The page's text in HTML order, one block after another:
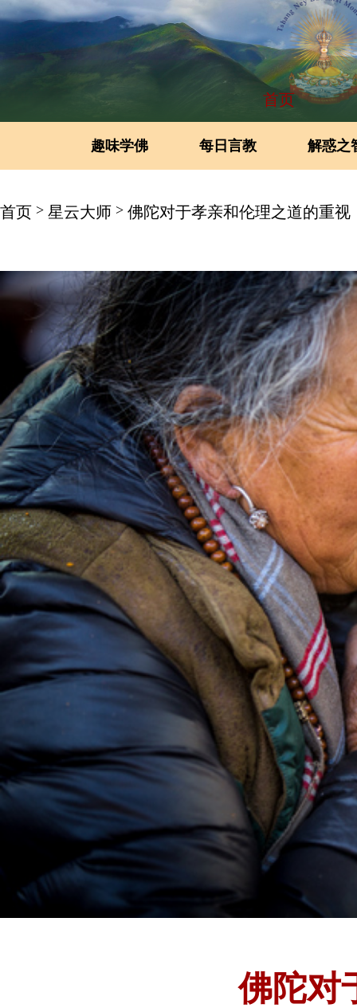
首页
趣味学佛 每日言教 解惑之
首页 > 星云大师 > 佛陀对于孝亲和伦理之道的重视
佛陀对